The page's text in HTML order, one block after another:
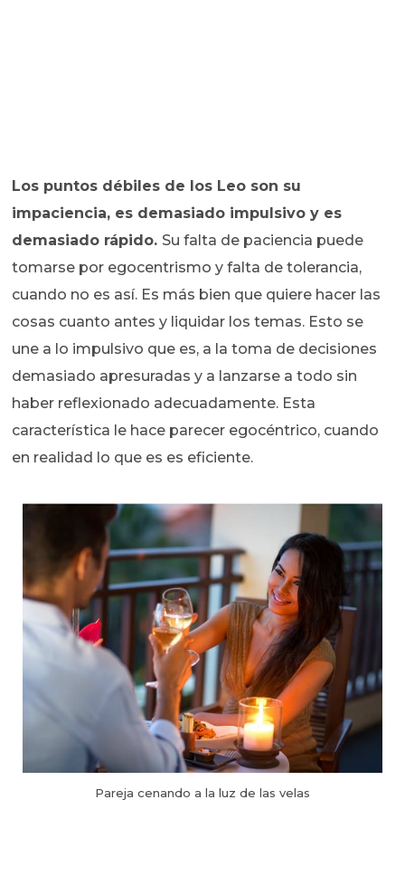
Los puntos débiles de los Leo son su
impaciencia, es demasiado impulsivo y es
demasiado rápido. Su falta de paciencia puede
tomarse por egocentrismo y falta de tolerancia,
cuando no es así. Es más bien que quiere hacer las
cosas cuanto antes y liquidar los temas. Esto se
une a lo impulsivo que es, a la toma de decisiones
demasiado apresuradas y a lanzarse a todo sin
haber reflexionado adecuadamente. Esta
característica le hace parecer egocéntrico, cuando
en realidad lo que es es eficiente.
Pareja cenando a la luz de las velas